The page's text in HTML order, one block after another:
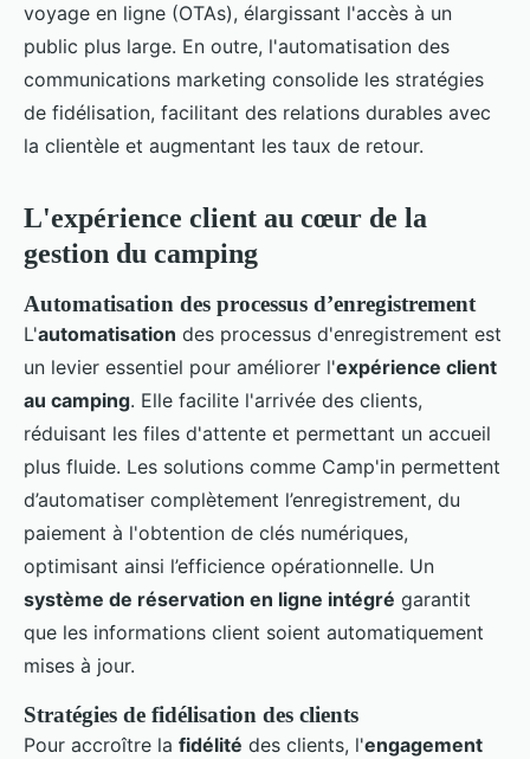
voyage en ligne (OTAs), élargissant l'accès à un
public plus large. En outre, l'automatisation des
communications marketing consolide les stratégies
de fidélisation, facilitant des relations durables avec
la clientèle et augmentant les taux de retour.
L'expérience client au cœur de la
gestion du camping
Automatisation des processus d’enregistrement
L'automatisation des processus d'enregistrement est
un levier essentiel pour améliorer l'expérience client
au camping. Elle facilite l'arrivée des clients,
réduisant les files d'attente et permettant un accueil
plus fluide. Les solutions comme Camp'in permettent
d’automatiser complètement l’enregistrement, du
paiement à l'obtention de clés numériques,
optimisant ainsi l’efficience opérationnelle. Un
système de réservation en ligne intégré garantit
que les informations client soient automatiquement
mises à jour.
Stratégies de fidélisation des clients
Pour accroître la fidélité des clients, l'engagement